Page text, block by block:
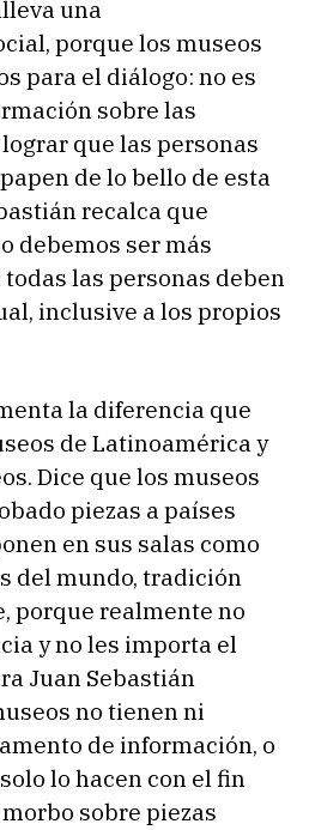
una
porque los museos
para el diálogo: no es
sobre las
que las personas
de lo bello de esta
recalca que
debemos ser más
las personas deben
inclusive a los propios
la diferencia que
de Latinoamérica y
Dice que los museos
piezas a países
en sus salas como
del mundo, tradición
porque realmente no
y no les importa el
Juan Sebastián
no tienen ni
de información, o
lo hacen con el fin
sobre piezas